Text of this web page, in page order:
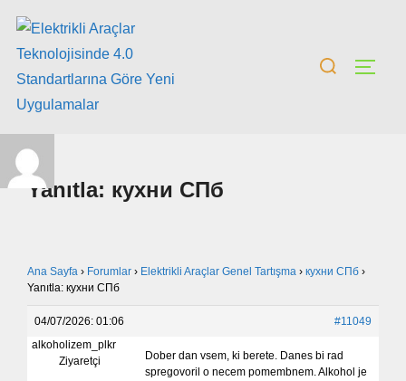
Yanıtla: кухни СПб
Ana Sayfa › Forumlar › Elektrikli Araçlar Genel Tartışma › кухни СПб ›
Yanıtla: кухни СПб
04/07/2026: 01:06
#11049
alkoholizem_plkr
Ziyaretçi
Dober dan vsem, ki berete. Danes bi rad
spregovoril o necem pomembnem. Alkohol je